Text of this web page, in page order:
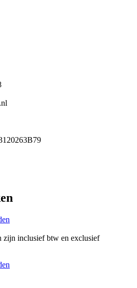
zijn inclusief btw en exclusief